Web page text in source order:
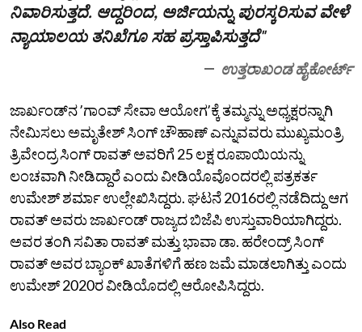
ನಿವಾರಿಸುತ್ತದೆ. ಆದ್ದರಿಂದ, ಅರ್ಜಿಯನ್ನು ಪುರಸ್ಕರಿಸುವ ವೇಳೆ
ನ್ಯಾಯಾಲಯ ತನಿಖೆಗೂ ಸಹ ಪ್ರಸ್ತಾಪಿಸುತ್ತದೆ"
ಉತ್ತರಾಖಂಡ ಹೈಕೋರ್ಟ್
ಜಾರ್ಖಂಡ್‌ನ ʼಗಾಂವ್‌ ಸೇವಾ ಆಯೋಗʼಕ್ಕೆ ತಮ್ಮನ್ನು ಅಧ್ಯಕ್ಷರನ್ನಾಗಿ
ನೇಮಿಸಲು ಅಮೃತೇಶ್‌ ಸಿಂಗ್‌ ಚೌಹಾಣ್‌ ಎನ್ನುವವರು ಮುಖ್ಯಮಂತ್ರಿ
ತ್ರಿವೇಂದ್ರ ಸಿಂಗ್ ರಾವತ್ ಅವರಿಗೆ 25 ಲಕ್ಷ ರೂಪಾಯಿಯನ್ನು
ಲಂಚವಾಗಿ ನೀಡಿದ್ದಾರೆ ಎಂದು ವೀಡಿಯೊವೊಂದರಲ್ಲಿ ಪತ್ರಕರ್ತ
ಉಮೇಶ್ ಶರ್ಮಾ ಉಲ್ಲೇಖಿಸಿದ್ದರು. ಘಟನೆ 2016ರಲ್ಲಿ ನಡೆದಿದ್ದು ಆಗ
ರಾವತ್‌ ಅವರು ಜಾರ್ಖಂಡ್‌ ರಾಜ್ಯದ ಬಿಜೆಪಿ ಉಸ್ತುವಾರಿಯಾಗಿದ್ದರು.
ಅವರ ತಂಗಿ ಸವಿತಾ ರಾವತ್‌ ಮತ್ತು ಭಾವಾ ಡಾ. ಹರೇಂದ್ರ್‌ ಸಿಂಗ್‌
ರಾವತ್‌ ಅವರ ಬ್ಯಾಂಕ್‌ ಖಾತೆಗಳಿಗೆ ಹಣ ಜಮೆ ಮಾಡಲಾಗಿತ್ತು ಎಂದು
ಉಮೇಶ್‌ 2020ರ ವೀಡಿಯೊದಲ್ಲಿ ಆರೋಪಿಸಿದ್ದರು.
Also Read